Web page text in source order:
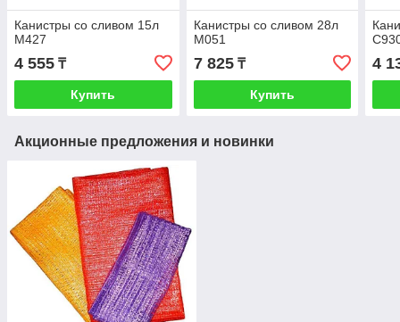
Канистры со сливом 15л
М427
4 555 ₸
Купить
Канистры со сливом 28л
М051
7 825₸
Купить
4
Акционные предложения и новинки